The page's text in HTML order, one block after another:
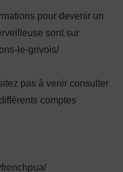
pour devenir un
sont sur
le-grivois/
pas à venir consulter
comptes